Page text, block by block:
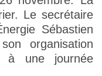
Le secrétaire
Sébastien
organisation
à une journée